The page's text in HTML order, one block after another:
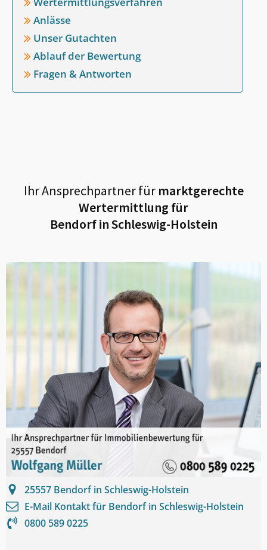
Anlässe
Unser Gutachten
Ablauf der Bewertung
Fragen & Antworten
Ihr Ansprechpartner fürmarktgerechte
Wertermittlung für
Bendorf in Schleswig-Holstein
25557 Bendorf in Schleswig-Holstein
E-Mail Kontakt für Bendorf in Schleswig-Holstein
0800 589 0225